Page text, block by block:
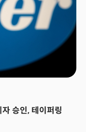
이 투자 심리에 반영된
지지했다. 중국 내 기술
락세를 보였다. 그러나
베스트가 실적 호조를 보인
재가 됐다. 규제 리스크가
(티커: BABA), 바이두
22% 폭등했고, 징둥닷컴,
하반기 시장에 대한
를 7.7% 오른 4825로
균 8.4%의 상승률을
는 연준의 잭슨홀 미팅에
승인, 테이퍼링